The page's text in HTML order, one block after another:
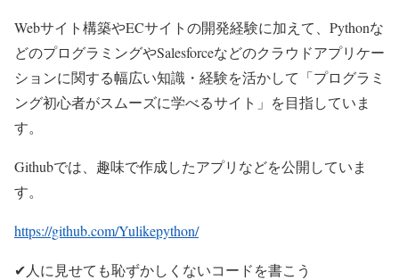
Webサイト構築やECサイトの開発経験に加えて、Pythonな
どのプログラミングやSalesforceなどのクラウドアプリケー
ションに関する幅広い知識・経験を活かして「プログラミ
ング初心者がスムーズに学べるサイト」を目指していま
す。
Githubでは、趣味で作成したアプリなどを公開していま
す。
https://github.com/Yulikepython/
✔人に見せても恥ずかしくないコードを書こう